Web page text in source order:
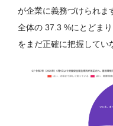
が企業に義務づけられま
全体の 37.3 %にとどま
をまだ正確に把握してい